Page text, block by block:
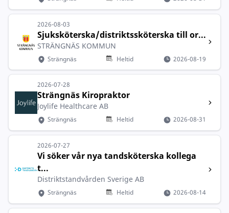
2026-08-03
Sjuksköterska/distriktssköterska till or...
STRÄNGNÄS KOMMUN
Strängnäs Heltid 2026-08-19
2026-07-28
Strängnäs Kiropraktor
Joylife Healthcare AB
Strängnäs Heltid 2026-08-31
2026-07-27
Vi söker vår nya tandsköterska kollega
t...
Distriktstandvården Sverige AB
Strängnäs Heltid 2026-08-14